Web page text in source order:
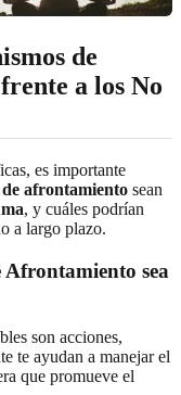
de
a los No
es importante
de afrontamiento sean
, y cuáles podrían
a largo plazo.
Afrontamiento sea
son acciones,
te ayudan a manejar el
que promueve el